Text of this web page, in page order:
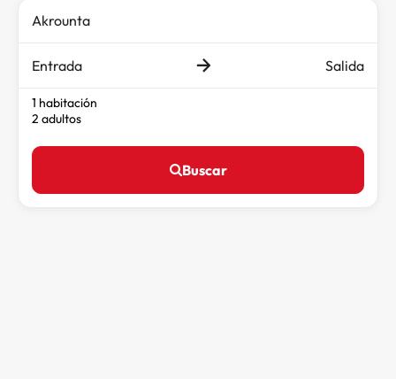
Entrada Salida
1 habitación
2 adultos
Buscar